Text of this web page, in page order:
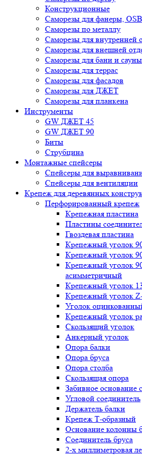
Конструкционные
Cаморезы для фанеры,
Саморезы по металлу
Саморезы для внутренней
Саморезы для внешней
Саморезы для бани и сауны
Саморезы для террас
Саморезы для фасадов
Саморезы для ДЖЕТ
Саморезы для планкена
Инструменты
GW ДЖЕТ 45
GW ДЖЕТ 90
Биты
Струбцина
Монтажные спейсеры
Спейсеры для
Спейсеры для вентиляции
Крепеж для деревянных
Перфорированный крепеж
Крепежная пластина
Пластины
Гвоздевая пластина
Крепежный уголок
Крепежный уголок
Крепежный уголок
асимметричный
Крепежный уголок
Крепежный уголок
Уголок
Крепежный уголок
Скользящий уголок
Анкерный уголок
Опора балки
Опора бруса
Опора столба
Скользящая опора
Забивное основание
Угловой соединитель
Держатель балки
Крепеж Т-образный
Основание колонны
Соединитель бруса
2-х миллиметровая